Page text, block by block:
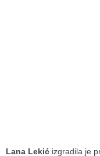
Lana Lekić izgradila je